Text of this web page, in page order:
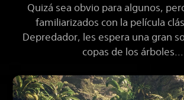
Quizá sea obvio para algunos,
familiarizados con la película
Depredador, les espera una gran
copas de los árboles...